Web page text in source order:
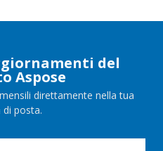
del
Aspose
direttamente nella tua
di posta.